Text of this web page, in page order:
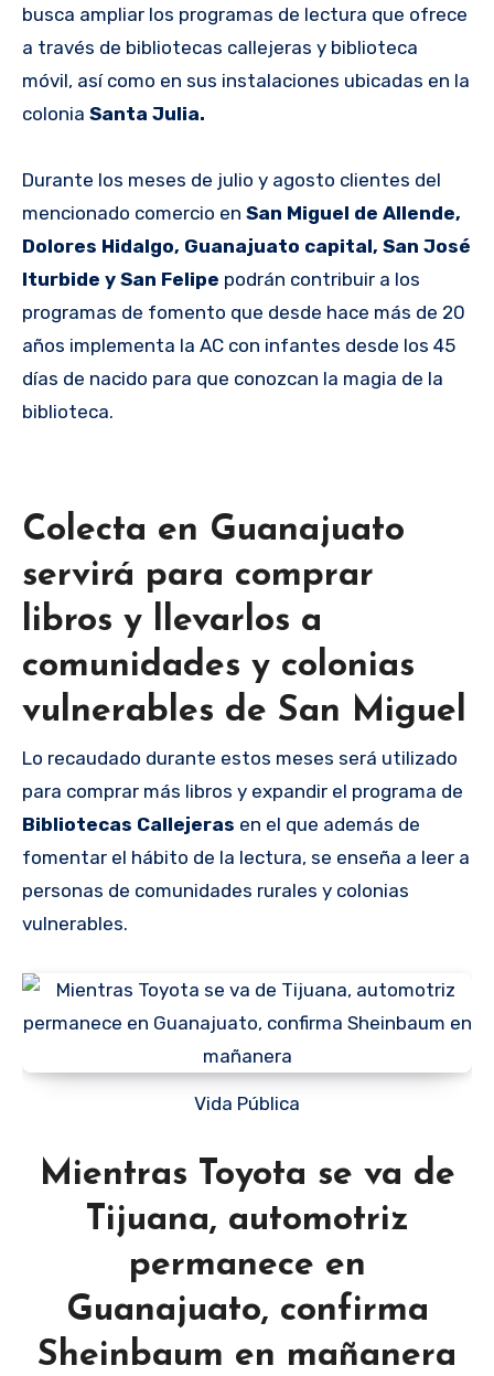
busca ampliar los programas de lectura que ofrece
a través de bibliotecas callejeras y biblioteca
móvil, así como en sus instalaciones ubicadas en la
colonia Santa Julia.
Durante los meses de julio y agosto clientes del
mencionado comercio en San Miguel de Allende,
Dolores Hidalgo, Guanajuato capital, San José
Iturbide y San Felipe podrán contribuir a los
programas de fomento que desde hace más de 20
años implementa la AC con infantes desde los 45
días de nacido para que conozcan la magia de la
biblioteca.
Colecta en Guanajuato
servirá para comprar
libros y llevarlos a
comunidades y colonias
vulnerables de San Miguel
Lo recaudado durante estos meses será utilizado
para comprar más libros y expandir el programa de
Bibliotecas Callejeras en el que además de
fomentar el hábito de la lectura, se enseña a leer a
personas de comunidades rurales y colonias
vulnerables.
Vida Pública
Mientras Toyota se va de
Tijuana, automotriz
permanece en
Guanajuato, confirma
Sheinbaum en mañanera